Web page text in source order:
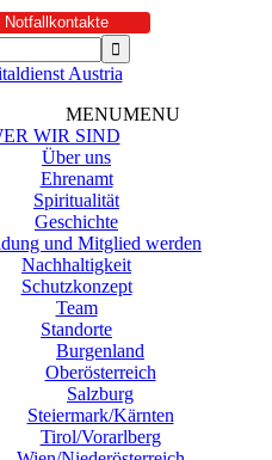
Notfallkontakte
Austria
MENUMENU
WIR SIND
Über uns
Ehrenamt
Spiritualität
Geschichte
und Mitglied werden
Nachhaltigkeit
Schutzkonzept
Team
Standorte
Burgenland
Oberösterreich
Salzburg
Steiermark/Kärnten
Tirol/Vorarlberg